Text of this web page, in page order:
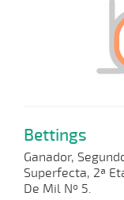
Bettings
Ganador,
Superfecta, 2ª
De Mil Nº 5.